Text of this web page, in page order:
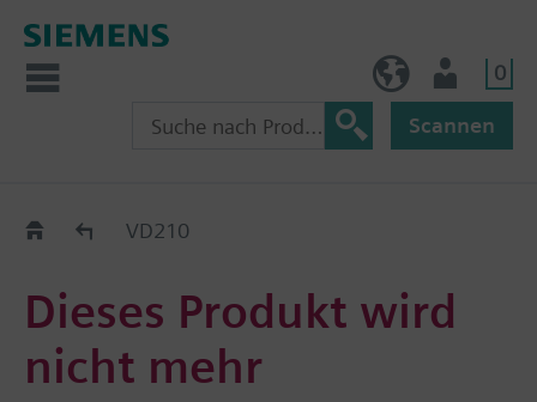
0
Scannen
Austauschhilfe
VD210
Dieses Produkt wird
nicht mehr